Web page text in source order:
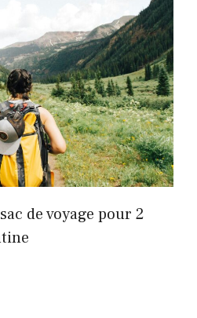
de voyage pour 2